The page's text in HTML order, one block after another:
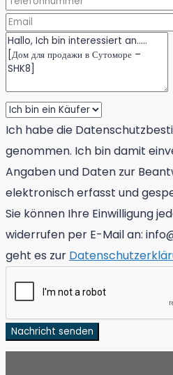
Ich habe die
genommen. Ich bin damit
Angaben und Daten zur
elektronisch erfasst und
Sie können Ihre Einwilligung
widerrufen per E-Mail an:
geht es zur
Nachricht senden